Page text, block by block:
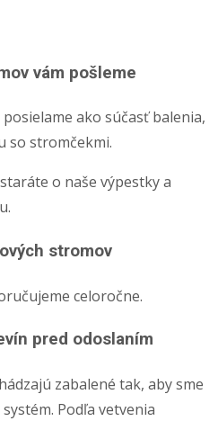
vám pošleme
ako súčasť balenia,
so stromčekmi.
o naše výpestky a
stromov
celoročne.
pred odoslaním
zabalené tak, aby sme
Podľa vetvenia